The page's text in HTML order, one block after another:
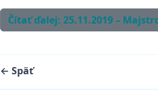
Čítať ďalej: 25.11.2019 –
← Späť